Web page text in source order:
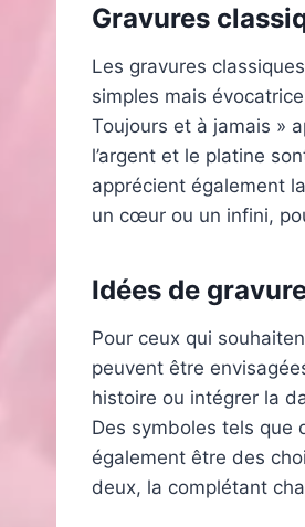
Gravures
Les gravures
simples mais
Toujours et à jamais »
l’argent et le platine
apprécient également
un cœur ou un infini,
Idées de
Pour ceux qui
peuvent être
histoire ou intégrer la
Des symboles tels que
également être des
deux, la complétant